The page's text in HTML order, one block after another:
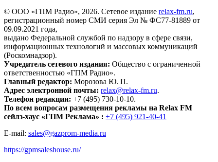
© ООО «ГПМ Радио», 2026. Сетевое издание relax-fm.ru,
регистрационный номер СМИ серия Эл № ФС77-81889 от
09.09.2021 года,
выдано Федеральной службой по надзору в сфере связи,
информационных технологий и массовых коммуникаций
(Роскомнадзор).
Учредитель сетевого издания: Общество с ограниченной
ответственностью «ГПМ Радио».
Главный редактор: Морозова Ю. П.
Адрес электронной почты: relax@relax-fm.ru.
Телефон редакции: +7 (495) 730-10-10.
По всем вопросам размещения рекламы на Relax FM
сейлз-хаус «ГПМ Реклама» : +7 (495) 921-40-41
E-mail: sales@gazprom-media.ru
https://gpmsaleshouse.ru/